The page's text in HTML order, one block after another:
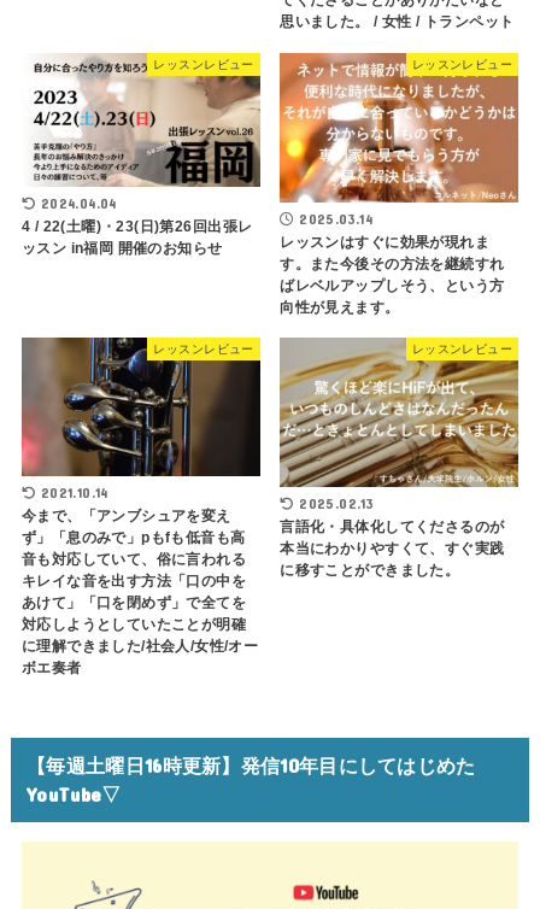
思いました。 / 女性 / トランペット
レッスンレビュー
2024.04.04
4 / 22(土曜)・23(日)第26回出張レ
ッスン in福岡 開催のお知らせ
レッスンレビュー
2025.03.14
レッスンはすぐに効果が現れま
す。また今後その方法を継続すれ
ばレベルアップしそう、という方
向性が見えます。
レッスンレビュー
2021.10.14
今まで、「アンブシュアを変え
ず」「息のみで」pもfも低音も高
音も対応していて、俗に言われる
キレイな音を出す方法「口の中を
あけて」「口を閉めず」で全てを
対応しようとしていたことが明確
に理解できました/社会人/女性/オー
ボエ奏者
レッスンレビュー
2025.02.13
言語化・具体化してくださるのが
本当にわかりやすくて、すぐ実践
に移すことができました。
【毎週土曜日16時更新】発信10年目にしてはじめた
YouTube▽